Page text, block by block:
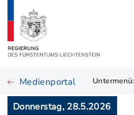
Medienportal Untermenü:
Donnerstag, 28.5.2026